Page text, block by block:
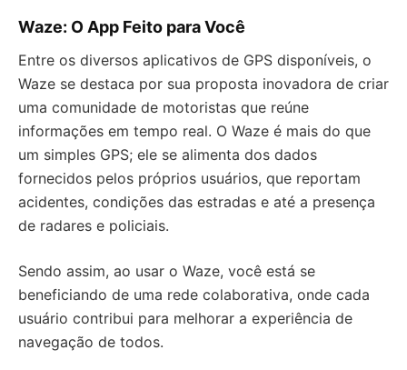
Waze: O App Feito para Você
Entre os diversos aplicativos de GPS disponíveis, o
Waze se destaca por sua proposta inovadora de criar
uma comunidade de motoristas que reúne
informações em tempo real. O Waze é mais do que
um simples GPS; ele se alimenta dos dados
fornecidos pelos próprios usuários, que reportam
acidentes, condições das estradas e até a presença
de radares e policiais.
Sendo assim, ao usar o Waze, você está se
beneficiando de uma rede colaborativa, onde cada
usuário contribui para melhorar a experiência de
navegação de todos.